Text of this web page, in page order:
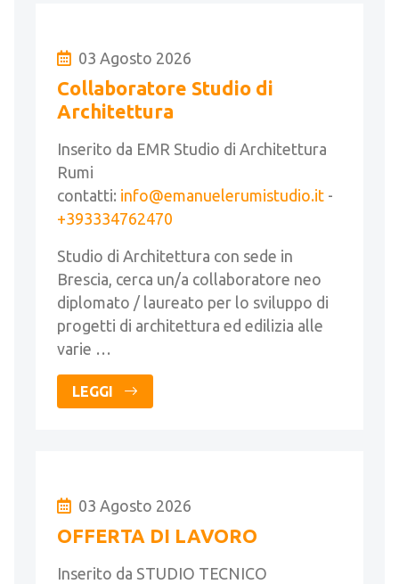
03 Agosto 2026
Collaboratore Studio di
Architettura
Inserito da EMR Studio di Architettura
Rumi
contatti: info@emanuelerumistudio.it -
+393334762470
Studio di Architettura con sede in
Brescia, cerca un/a collaboratore neo
diplomato / laureato per lo sviluppo di
progetti di architettura ed edilizia alle
varie …
LEGGI
03 Agosto 2026
OFFERTA DI LAVORO
Inserito da STUDIO TECNICO